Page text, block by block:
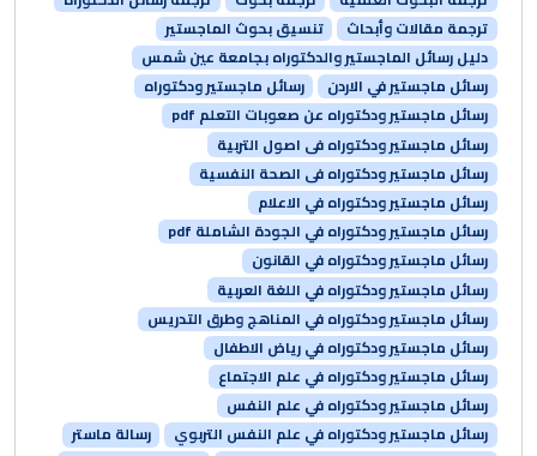
ترجمة مقالات وأبحاث
تنسيق بحوث الماجستير
دليل رسائل الماجستير والدكتوراه بجامعة عين شمس
رسائل ماجستير في الاردن
رسائل ماجستير ودكتوراه
رسائل ماجستير ودكتوراه عن صعوبات التعلم pdf
رسائل ماجستير ودكتوراه فى اصول التربية
رسائل ماجستير ودكتوراه فى الصحة النفسية
رسائل ماجستير ودكتوراه في الاعلام
رسائل ماجستير ودكتوراه في الجودة الشاملة pdf
رسائل ماجستير ودكتوراه في القانون
رسائل ماجستير ودكتوراه في اللغة العربية
رسائل ماجستير ودكتوراه في المناهج وطرق التدريس
رسائل ماجستير ودكتوراه في رياض الاطفال
رسائل ماجستير ودكتوراه في علم الاجتماع
رسائل ماجستير ودكتوراه في علم النفس
رسائل ماجستير ودكتوراه في علم النفس التربوي
رسالة ماستر